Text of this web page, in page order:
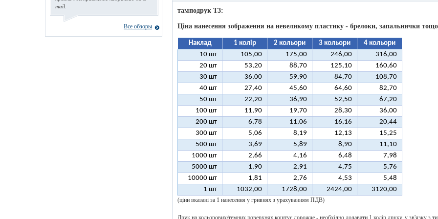
тамподрук T3:
Ціна нанесення зображення на невеликому пластику - брелоки, запальнички
Наклад 1 колір 2 кольори 3 кольори
4 кольори
10 шт
105,00 175,00 246,00
316,00
20 шт
53,20 88,70 125,10
160,60
30 шт
36,00 59,90 84,70
108,70
40 шт
27,40 45,60 64,60
82,70
50 шт
22,20 36,90 52,50
67,20
100 шт
11,90 19,70 28,30
36,00
200 шт
6,78 11,06 16,16
20,44
300 шт
5,06 8,19 12,13
15,25
500 шт
3,69 5,89 8,90
11,10
1000 шт
2,66 4,16 6,48
7,98
5000 шт
1,90 2,91 4,75
5,76
10000 шт
1,81 2,76 4,53
5,48
1 шт
1032,00 1728,00 2424,00 3120,00
(ціни вказані за 1 нанесення у гривнях з урахуванням ПДВ)
Друк на кольорових/темних поверхнях коштує дорожче - необхідно додавати 1 колір друку, у зв'язку з
mail.
Все обзоры